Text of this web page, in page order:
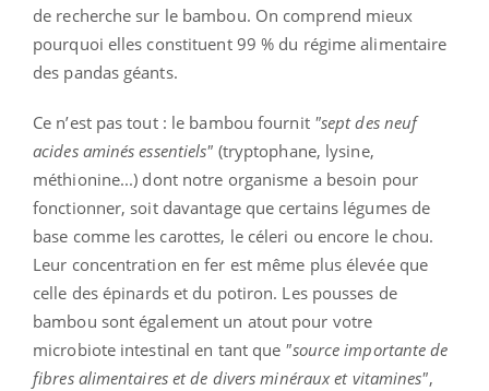
de recherche sur le bambou. On comprend mieux
pourquoi elles constituent 99 % du régime alimentaire
des pandas géants.
Ce n’est pas tout : le bambou fournit "sept des neuf
acides aminés essentiels" (tryptophane, lysine,
méthionine...) dont notre organisme a besoin pour
fonctionner, soit davantage que certains légumes de
base comme les carottes, le céleri ou encore le chou.
Leur concentration en fer est même plus élevée que
celle des épinards et du potiron. Les pousses de
bambou sont également un atout pour votre
microbiote intestinal en tant que "source importante de
fibres alimentaires et de divers minéraux et vitamines",